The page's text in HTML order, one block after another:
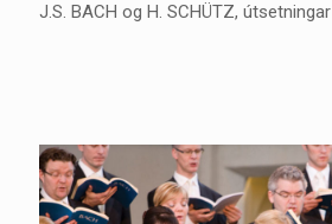
J.S. BACH og H. SCHÜTZ, útsetningar